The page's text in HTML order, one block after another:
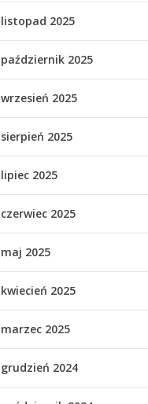
listopad 2025
październik 2025
wrzesień 2025
sierpień 2025
lipiec 2025
czerwiec 2025
maj 2025
kwiecień 2025
marzec 2025
grudzień 2024